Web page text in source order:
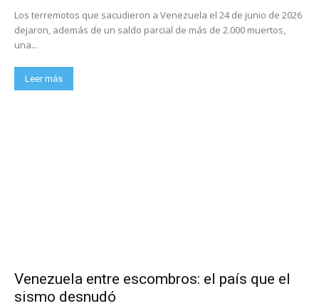
Los terremotos que sacudieron a Venezuela el 24 de junio de 2026
dejaron, además de un saldo parcial de más de 2.000 muertos,
una...
Leer más
Venezuela entre escombros: el país que el
sismo desnudó